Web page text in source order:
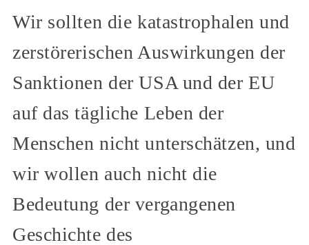
Wir sollten die katastrophalen und
zerstörerischen Auswirkungen der
Sanktionen der USA und der EU
auf das tägliche Leben der
Menschen nicht unterschätzen, und
wir wollen auch nicht die
Bedeutung der vergangenen
Geschichte des